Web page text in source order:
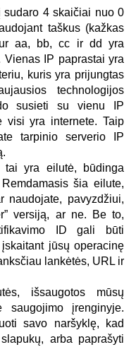
4 skaičiai nuo 0
taškus (kažkas
aa, bb, cc ir dd yra
IP paprastai yra
kuris yra prijungtas
technologijos
susieti su vienu IP
visi yra internete. Taip
tarpinio serverio IP
yra eilutė, būdinga
šia eilute,
naudojate, pavyzdžiui,
versiją, ar ne. Be to,
ID gali būti
jūsų operacinę
lankėtės, URL ir
išsaugotos mūsų
saugojimo įrenginyje.
savo naršyklę, kad
arba paprašyti